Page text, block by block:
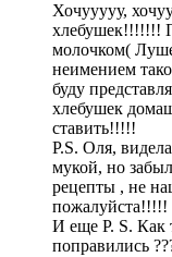
Хочууууу,
хлебушек!!!!!!!
молочком(
неимением
буду
хлебушек
ставить!!!!!
P.S. Оля,
мукой, но
рецепты , не
пожалуйста!!!!!
И еще P. S. Как
поправились